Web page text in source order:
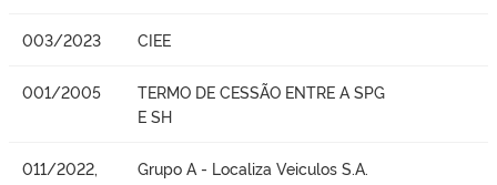
003/2023 CIEE
001/2005
TERMO DE CESSÃO ENTRE A SPG
E SH
011/2022,
Grupo A - Localiza Veiculos S.A.